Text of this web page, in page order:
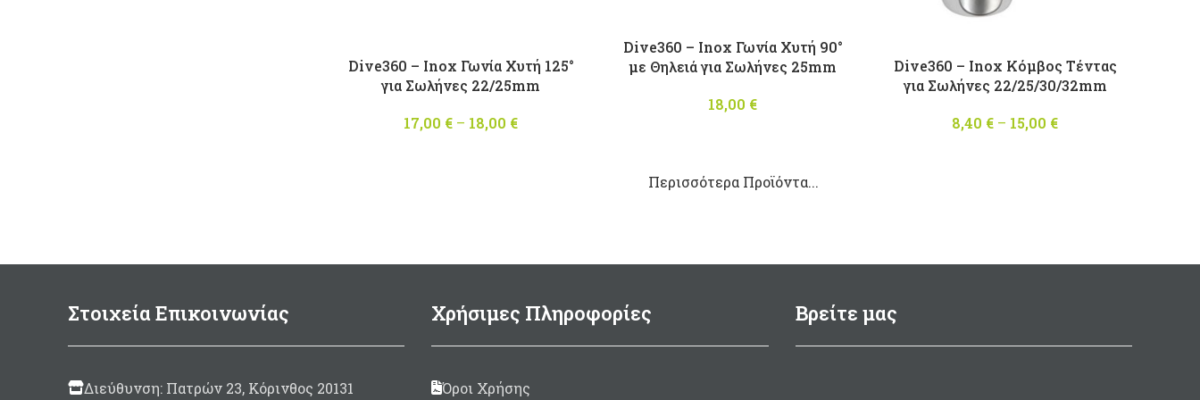
Dive360 – Inox Γωνία Χυτή 125°
για Σωλήνες 22/25mm
17,00 € – 18,00 €
Dive360 – Inox Γωνία Χυτή 90°
με Θηλειά για Σωλήνες 25mm
18,00 €
Dive360 – Inox Κόμβος Τέντας
για Σωλήνες 22/25/30/32mm
8,40 € – 15,00 €
Περισσότερα Προϊόντα...
Στοιχεία Επικοινωνίας
Διεύθυνση: Πατρών 23, Κόρινθος 20131
Χρήσιμες Πληροφορίες
Όροι Χρήσης
Βρείτε μας